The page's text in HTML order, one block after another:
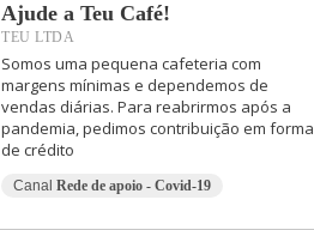
Ajude a Teu Café!
TEU LTDA
Somos uma pequena cafeteria com
margens mínimas e dependemos de
vendas diárias. Para reabrirmos após a
pandemia, pedimos contribuição em forma
de crédito
Canal Rede de apoio - Covid-19